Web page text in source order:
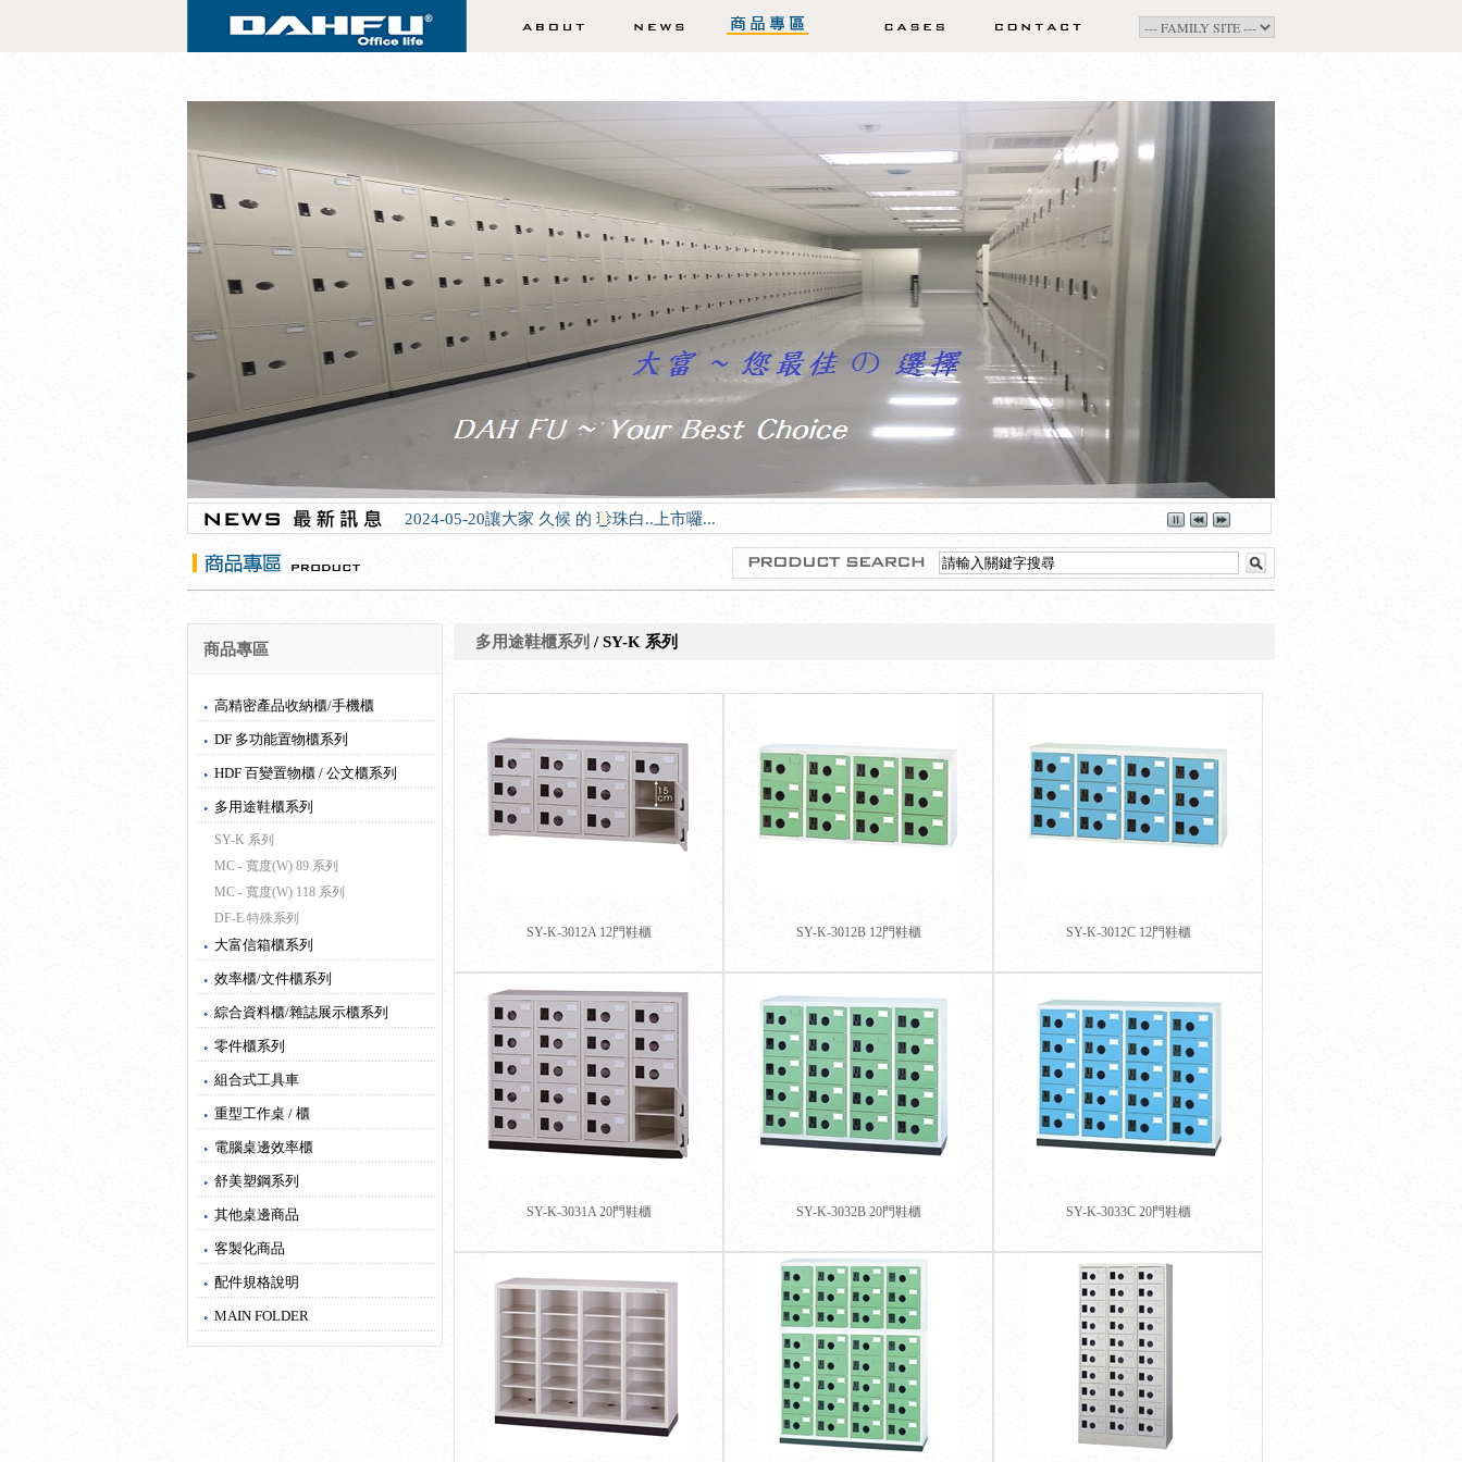
2024-05-20讓大家 久候 的 珍珠白..上市囉...
商品專區
高精密產品收納櫃/手機櫃
DF 多功能置物櫃系列
HDF 百變置物櫃 / 公文櫃系列
多用途鞋櫃系列
SY-K 系列
MC - 寬度(W) 89 系列
MC - 寬度(W) 118 系列
DF-E 特殊系列
大富信箱櫃系列
效率櫃/文件櫃系列
綜合資料櫃/雜誌展示櫃系列
零件櫃系列
組合式工具車
重型工作桌 / 櫃
電腦桌邊效率櫃
舒美塑鋼系列
其他桌邊商品
客製化商品
配件規格說明
MAIN FOLDER
多用途鞋櫃系列 / SY-K 系列
SY-K-3012A 12門鞋櫃 SY-K-3012B 12門鞋櫃 SY-K-3012C 12門鞋櫃
SY-K-3031A 20門鞋櫃 SY-K-3032B 20門鞋櫃 SY-K-3033C 20門鞋櫃